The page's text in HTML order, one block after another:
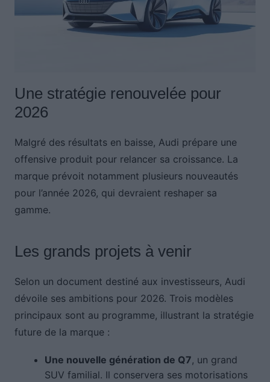
Une stratégie renouvelée pour
2026
Malgré des résultats en baisse, Audi prépare une
offensive produit pour relancer sa croissance. La
marque prévoit notamment plusieurs nouveautés
pour l’année 2026, qui devraient reshaper sa
gamme.
Les grands projets à venir
Selon un document destiné aux investisseurs, Audi
dévoile ses ambitions pour 2026. Trois modèles
principaux sont au programme, illustrant la stratégie
future de la marque :
Une nouvelle génération de Q7, un grand
SUV familial. Il conservera ses motorisations